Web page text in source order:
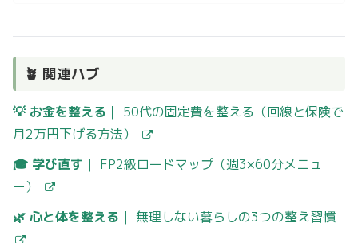
🪴 関連ハブ
💡 お金を整える｜ 50代の固定費を整える（回線と保険で
月2万円下げる方法）
🎓 学び直す｜ FP2級ロードマップ（週3×60分メニュ
ー）
🌿 心と体を整える｜ 無理しない暮らしの3つの整え習慣